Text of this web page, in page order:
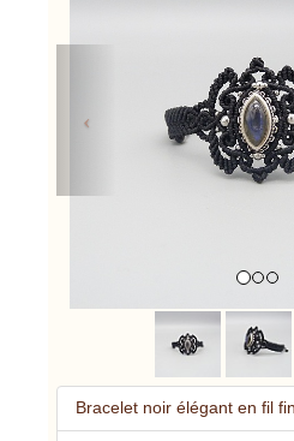
Bracelet noir élégant en fil